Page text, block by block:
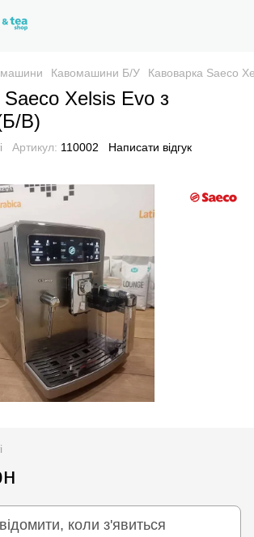
Кавомашини Б/У Кавоварка Saeco
Xelsis Evo з
В)
Артикул: 110002 Написати відгук
коли з'явиться